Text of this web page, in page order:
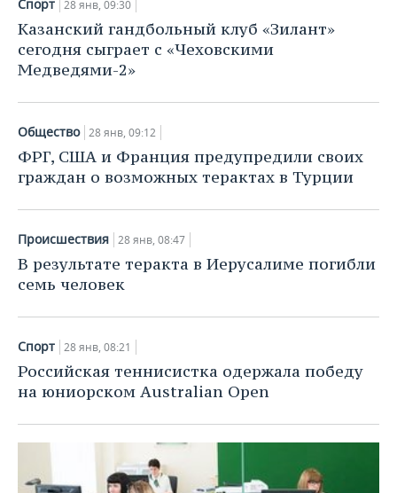
Спорт 28 янв, 09:30
Казанский гандбольный клуб «Зилант»
сегодня сыграет с «Чеховскими
Медведями-2»
Общество 28 янв, 09:12
ФРГ, США и Франция предупредили своих
граждан о возможных терактах в Турции
Происшествия 28 янв, 08:47
В результате теракта в Иерусалиме погибли
семь человек
Спорт 28 янв, 08:21
Российская теннисистка одержала победу
на юниорском Australian Open